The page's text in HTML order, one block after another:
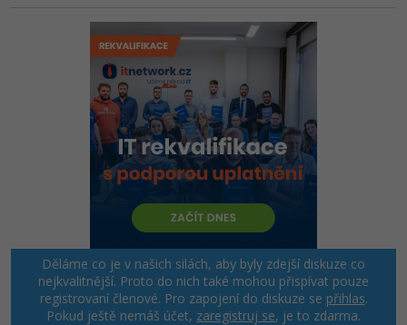
Děláme co je v našich silách, aby byly zdejší diskuze co
nejkvalitnější. Proto do nich také mohou přispívat pouze
registrovaní členové. Pro zapojení do diskuze se přihlas.
Pokud ještě nemáš účet, zaregistruj se, je to zdarma.